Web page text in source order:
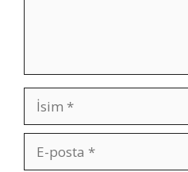
İsim
posta